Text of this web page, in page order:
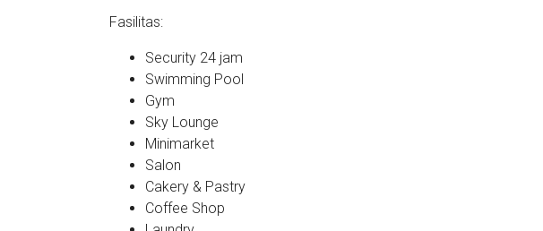
Fasilitas:
Security 24 jam
Swimming Pool
Gym
Sky Lounge
Minimarket
Salon
Cakery & Pastry
Coffee Shop